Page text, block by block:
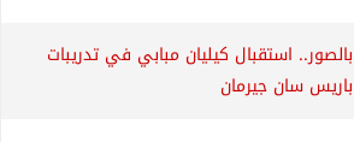
بالصور.. استقبال كيليان مبابي في تدريبات
باريس سان جيرمان